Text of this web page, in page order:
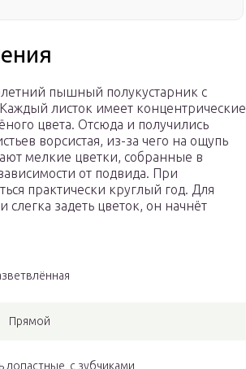
пышный полукустарник с
листок имеет концентрические
цвета. Отсюда и получились
ворсистая, из-за чего на ощупь
мелкие цветки, собранные в
от подвида. При
практически круглый год. Для
слегка задеть цветок, он начнёт
Прямой
лопастные, с зубчиками